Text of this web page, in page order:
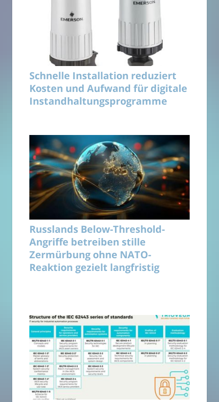
Schnelle Installation reduziert
Kosten und Aufwand für digitale
Instandhaltungsprogramme
Russlands Below-Threshold-
Angriffe betreiben stille
Zermürbung ohne NATO-
Reaktion gezielt langfristig